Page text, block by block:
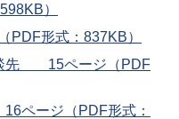
）
PDF形式：837KB）
先 15ページ（PDF
ページ（PDF形式：